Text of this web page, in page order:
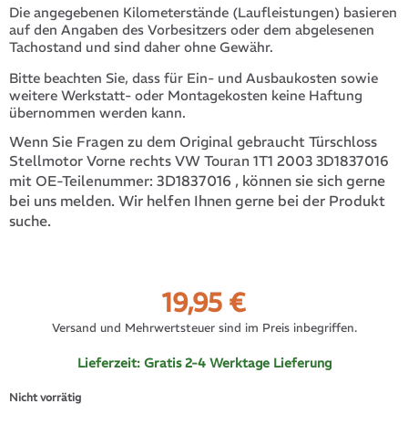
Die angegebenen Kilometerstände (Laufleistungen) basieren
auf den Angaben des Vorbesitzers oder dem abgelesenen
Tachostand und sind daher ohne Gewähr.
Bitte beachten Sie, dass für Ein- und Ausbaukosten sowie
weitere Werkstatt- oder Montagekosten keine Haftung
übernommen werden kann.
Wenn Sie Fragen zu dem Original gebraucht Türschloss
Stellmotor Vorne rechts VW Touran 1T1 2003 3D1837016
mit OE-Teilenummer: 3D1837016 , können sie sich gerne
bei uns melden. Wir helfen Ihnen gerne bei der Produkt
suche.
19,95 €
Versand und Mehrwertsteuer sind im Preis inbegriffen.
Lieferzeit: Gratis 2-4 Werktage Lieferung
Nicht vorrätig